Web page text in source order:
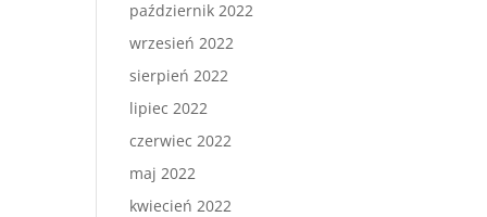
październik 2022
wrzesień 2022
sierpień 2022
lipiec 2022
czerwiec 2022
maj 2022
kwiecień 2022